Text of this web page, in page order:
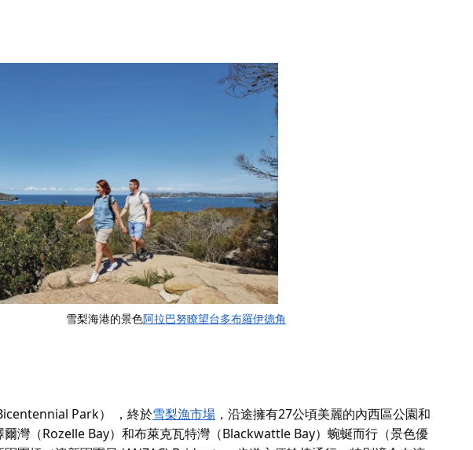
雪梨海港的景色阿拉巴努瞭望台多布羅伊德角
Park） ，終於雪梨漁市場 ，沿途擁有27公頃美麗的內西區公園和
灣（Rozelle Bay）和布萊克瓦特灣（Blackwattle Bay）蜿蜒而行（景色優